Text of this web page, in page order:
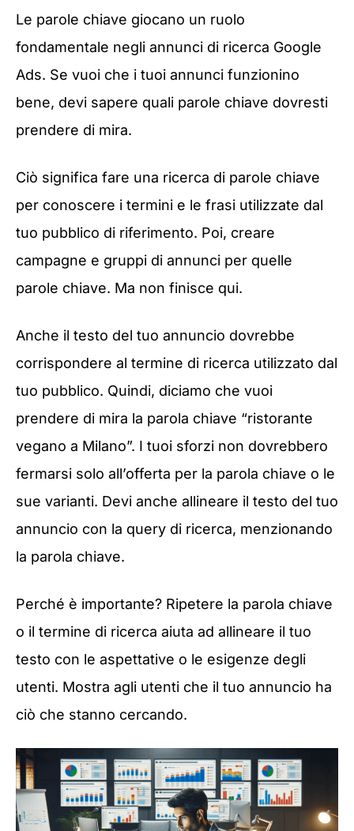
Le parole chiave giocano un ruolo
fondamentale negli annunci di ricerca Google
Ads. Se vuoi che i tuoi annunci funzionino
bene, devi sapere quali parole chiave dovresti
prendere di mira.
Ciò significa fare una ricerca di parole chiave
per conoscere i termini e le frasi utilizzate dal
tuo pubblico di riferimento. Poi, creare
campagne e gruppi di annunci per quelle
parole chiave. Ma non finisce qui.
Anche il testo del tuo annuncio dovrebbe
corrispondere al termine di ricerca utilizzato dal
tuo pubblico. Quindi, diciamo che vuoi
prendere di mira la parola chiave “ristorante
vegano a Milano”. I tuoi sforzi non dovrebbero
fermarsi solo all’offerta per la parola chiave o le
sue varianti. Devi anche allineare il testo del tuo
annuncio con la query di ricerca, menzionando
la parola chiave.
Perché è importante? Ripetere la parola chiave
o il termine di ricerca aiuta ad allineare il tuo
testo con le aspettative o le esigenze degli
utenti. Mostra agli utenti che il tuo annuncio ha
ciò che stanno cercando.